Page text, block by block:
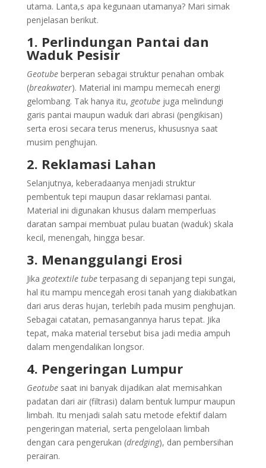
utama. Lanta,s apa kegunaan utamanya? Mari simak
penjelasan berikut.
1. Perlindungan Pantai dan
Waduk Pesisir
Geotube berperan sebagai struktur penahan ombak
(breakwater). Material ini mampu memecah energi
gelombang. Tak hanya itu, geotubejuga melindungi
garis pantai maupun waduk dari abrasi (pengikisan)
serta erosi secara terus menerus, khususnya saat
musim penghujan.
2. Reklamasi Lahan
Selanjutnya, keberadaanya menjadi struktur
pembentuk tepi maupun dasar reklamasi pantai.
Material ini digunakan khusus dalam memperluas
daratan sampai membuat pulau buatan (waduk) skala
kecil, menengah, hingga besar.
3. Menanggulangi Erosi
Jika geotextile tubeterpasang di sepanjang tepi sungai,
hal itu mampu mencegah erosi tanah yang diakibatkan
dari arus deras hujan, terlebih pada musim penghujan.
Sebagai catatan, pemasangannya harus tepat. Jika
tepat, maka material tersebut bisa jadi media ampuh
dalam mengendalikan longsor.
4. Pengeringan Lumpur
Geotube saat ini banyak dijadikan alat memisahkan
padatan dari air (filtrasi) dalam bentuk lumpur maupun
limbah. Itu menjadi salah satu metode efektif dalam
pengeringan material, serta pengelolaan limbah
dengan cara pengerukan (dredging), dan pembersihan
perairan.